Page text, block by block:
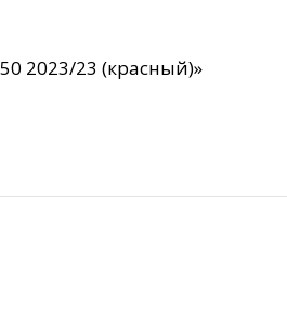
2023/23 (красный)»